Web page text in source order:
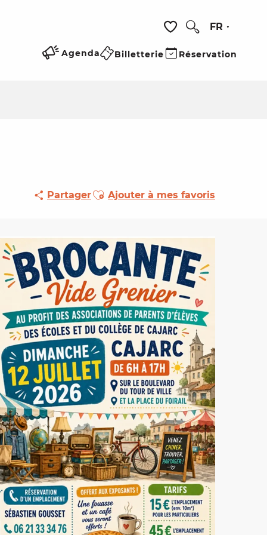
Voir les favoris
FR
Agenda Billetterie Réservation
PartagerAjouter aux favoris
Ajouter à mes favoris